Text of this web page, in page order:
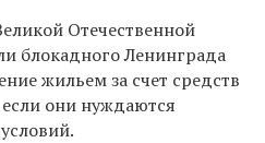
Отечественной
блокадного Ленинграда
жильем за счет средств
они нуждаются